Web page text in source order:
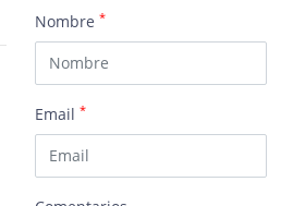
Nombre*
Email*